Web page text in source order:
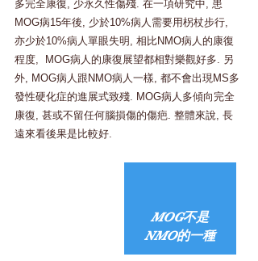
多完全康復, 少永久性傷殘. 在一項研究中, 患
MOG病15年後, 少於10%病人需要用柺杖步行,
亦少於10%病人單眼失明, 相比NMO病人的康復
程度, MOG病人的康復展望都相對樂觀好多. 另
外, MOG病人跟NMO病人一樣, 都不會出現MS多
發性硬化症的進展式致殘. MOG病人多傾向完全
康復, 甚或不留任何腦損傷的傷疤. 整體來說, 長
遠來看後果是比較好.
MOG不是
NMO的一種